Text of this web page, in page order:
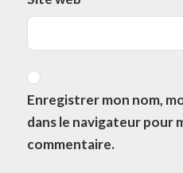
Enregistrer mon nom,
dans le navigateur pour
commentaire.